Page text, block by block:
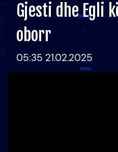
Gjesti dhe Egli
oborr
05:35 21.02.2025